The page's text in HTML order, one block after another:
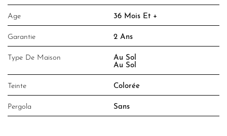
Age 36 Mois Et +
Garantie 2 Ans
Type De Maison
Au Sol
Au Sol
Teinte Colorée
Pergola Sans